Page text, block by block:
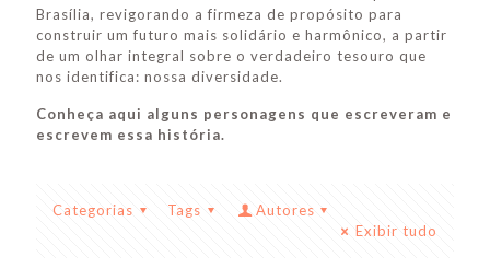
Brasília, revigorando a firmeza de propósito para
construir um futuro mais solidário e harmônico, a partir
de um olhar integral sobre o verdadeiro tesouro que
nos identifica: nossa diversidade.
Conheça aqui alguns personagens que escreveram e
escrevem essa história.
Categorias Tags
Autores
Exibir tudo